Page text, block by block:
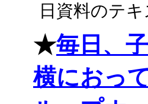
日資料のテ
★毎日、
横におっ